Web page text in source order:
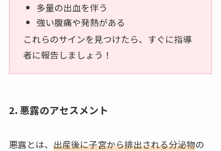
多量の出血を伴う
強い腹痛や発熱がある
これらのサインを見つけたら、すぐに指導
者に報告しましょう！
2. 悪露のアセスメント
悪露とは、 出産後に子宮から排出される分泌物の